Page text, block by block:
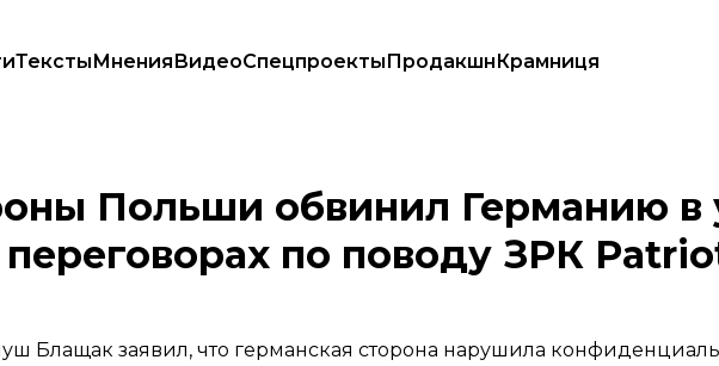
ТекстыМненияВидеоСпецпроектыПродакшнКрамниця
в утечке информации о переговорах по поводу ЗРК Patriot
Польши обвинил Германию в
по поводу ЗРК
Блащак заявил, что германская сторона нарушила